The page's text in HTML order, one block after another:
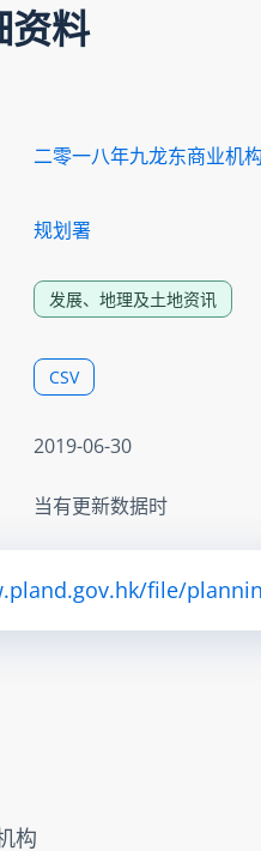
资料
二零一八年九龙东商业机
规划署
发展、地理及土地资讯
CSV
2019-06-30
当有更新数据时
file/
构